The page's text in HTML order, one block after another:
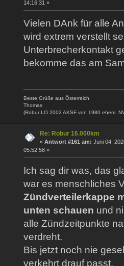
14:16:31 »
Vielen DAnk für alle
wird extrem verstellt
Unterbrecherkontakt
bekomme das am
Beste Grüße aus Österreich
Thomas
(Robur LO 2002 AKSF von 1980 ehem.
Re: Robur 16.000km
« Antwort #161 am: Juni 04,
05:52:58 »
Ich sag dir was, das
war es menschliches
Zündverteilerkappe
unten schauen und
alle Zündzeitpunkte
verdreht.
Bis jetzt noch nie
verkehrt drauf passt.